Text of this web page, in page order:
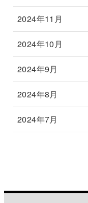
2024年11月
2024年10月
2024年9月
2024年8月
2024年7月